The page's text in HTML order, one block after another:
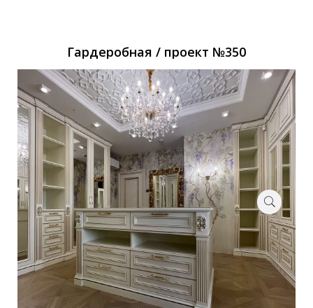
Гардеробная / проект №350